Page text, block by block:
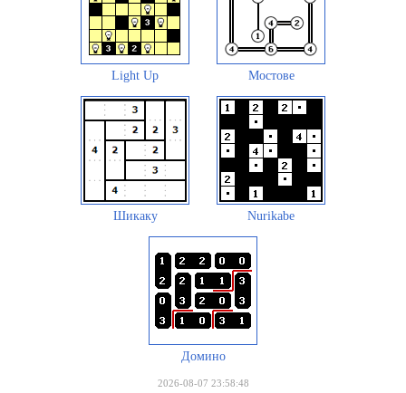
Light Up Мостове
Шикаку Nurikabe
Домино
2026-08-07 23:58:48